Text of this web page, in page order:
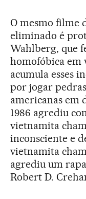
O mesmo filme
eliminado é
Wahlberg, que
homofóbica em
acumula esses
por jogar
americanas em
1986 agrediu
vietnamita
inconsciente e
vietnamita
agrediu um
Robert D.